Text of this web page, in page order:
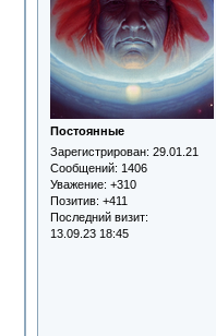
Постоянные
Зарегистрирован: 29.01.21
Сообщений: 1406
Уважение: +310
Позитив: +411
Последний визит:
13.09.23 18:45